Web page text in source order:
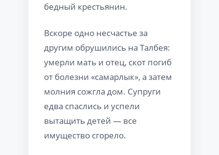
бедный крестьянин.
Вскоре одно несчастье за
другим обрушились на Талбея:
умерли мать и отец, скот погиб
от болезни «самарлык», а затем
молния сожгла дом. Супруги
едва спаслись и успели
вытащить детей — все
имущество сгорело.